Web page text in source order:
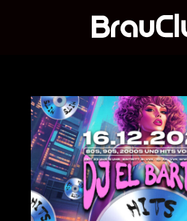
GALERIE
TEAM
JOBS